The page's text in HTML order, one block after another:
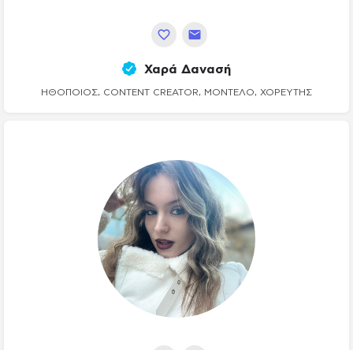
Χαρά Δανασή
ΗΘΟΠΟΙΌΣ, CONTENT CREATOR, ΜΟΝΤΈΛΟ, ΧΟΡΕΥΤΉΣ